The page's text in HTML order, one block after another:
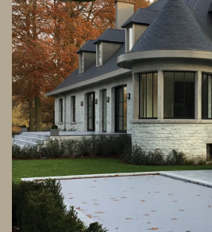
Transformation
ARCHITECTURE